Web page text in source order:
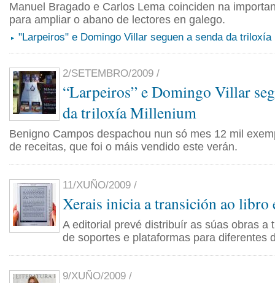
Manuel Bragado e Carlos Lema coinciden na
para ampliar o abano de lectores en galego.
"Larpeiros" e Domingo Villar seguen a senda da triloxía
2/SETEMBRO/2009 /
“Larpeiros” e Domingo Villar
da triloxía Millenium
Benigno Campos despachou nun só mes 12 mil
de receitas, que foi o máis vendido este verán.
11/XUÑO/2009 /
Xerais inicia a transición ao libro
A editorial prevé distribuír as súas obras a
de soportes e plataformas para diferentes
9/XUÑO/2009 /